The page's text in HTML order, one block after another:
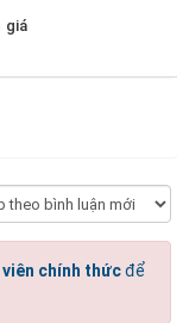
giá
viên chính thứcđể